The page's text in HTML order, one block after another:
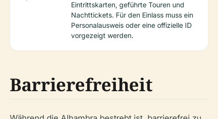
Eintrittskarten, geführte Touren und
Nachttickets. Für den Einlass muss ein
Personalausweis oder eine offizielle ID
vorgezeigt werden.
Barrierefreiheit